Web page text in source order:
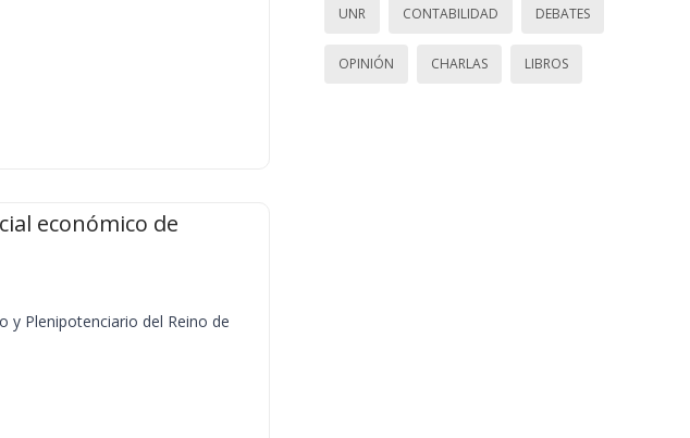
económico de
y Plenipotenciario del Reino de
UNR CONTABILIDAD DEBATES
OPINIÓN CHARLAS LIBROS